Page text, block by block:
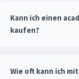
Kann ich einen
kaufen?
Wie oft kann ich